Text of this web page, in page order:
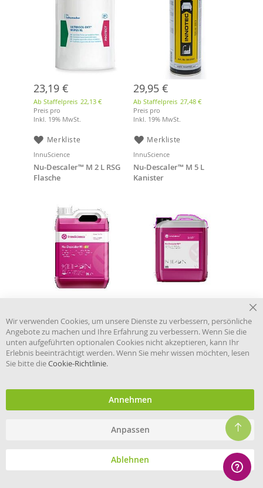
23,19 €
Ab Staffelpreis 22,13 €
Preis pro
Inkl. 19% MwSt.
Merkliste
29,95 €
Ab Staffelpreis 27,48 €
Preis pro
Inkl. 19% MwSt.
Merkliste
InnuScience
Nu-Descaler™ M 2 L RSG
Flasche
51,50 €
Ab Staffelpreis 44,28 €
Preis pro
je Liter,
21,64 €
Inkl. 19% MwSt.
InnuScience
Nu-Descaler™ M 5 L
Kanister
82,97 €
Ab Staffelpreis 71,55 €
Preis pro
je Liter,
13,94 €
Inkl. 19% MwSt.
Kiehl Jet-active Intensiv-
sauer
Wir verwenden Cookies, um unsere Dienste zu verbessern, persönliche
Angebote zu machen und Ihre Erfahrung zu verbessern. Wenn Sie die
unten aufgeführten optionalen Cookies nicht akzeptieren, kann Ihr
Erlebnis beeinträchtigt werden. Wenn Sie mehr wissen möchten, lesen
Sie bitte dieCookie-Richtlinie.
Annehmen
Anpassen
Ablehnen